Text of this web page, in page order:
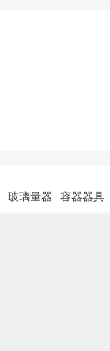
玻璃量器 容器器具